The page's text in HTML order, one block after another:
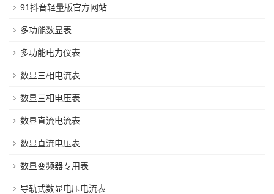
91抖音轻量版官方网站
多功能数显表
多功能电力仪表
数显三相电流表
数显三相电压表
数显直流电流表
数显直流电压表
数显变频器专用表
导轨式数显电压电流表